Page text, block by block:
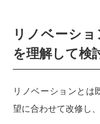
リノベーシ
を理解して検
リノベーションとは
望に合わせて改修し